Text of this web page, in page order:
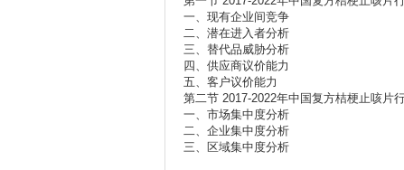
一、现有企业间竞争
二、潜在进入者分析
三、替代品威胁分析
四、供应商议价能力
五、客户议价能力
第二节 2017-2022年中国复方桔梗止咳片
一、市场集中度分析
二、企业集中度分析
三、区域集中度分析